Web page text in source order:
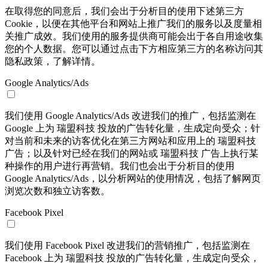
在取得您的同意后，我们会出于分析目的使用下述第三方
Cookie，以便在其他平台和网站上推广我们的服务以及度量相
关推广成效。我们使用的服务提供商可能会出于各自用途收集
您的个人数据。您可以通过点击下方相应第三方的名称访问其
隐私政策，了解详情。
Google Analytics/Ads
我们使用 Google Analytics/Ads 改进我们的推广，包括监测在
Google 上为 瑞盟科技 投放的广告转化量，生成定向受众；针
对当前和未来的访客优化在第三方网站和应用上的 瑞盟科技
广告；以及针对已经在我们的网站或 瑞盟科技 广告上执行某
种操作的用户进行再营销。我们也会出于分析目的使用
Google Analytics/Ads，以分析网站的使用情况，包括了解网页
浏览次数和独立访客数。
Facebook Pixel
我们使用 Facebook Pixel 改进我们的营销推广，包括监测在
Facebook 上为 瑞盟科技 投放的广告转化量，生成定向受众，